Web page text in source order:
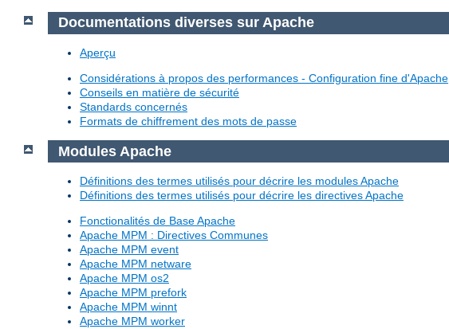
Documentations diverses sur Apache
Aperçu
Considérations à propos des performances - Configuration fine d'Apache
Conseils en matière de sécurité
Standards concernés
Formats de chiffrement des mots de passe
Modules Apache
Définitions des termes utilisés pour décrire les modules Apache
Définitions des termes utilisés pour décrire les directives Apache
Fonctionalités de Base Apache
Apache MPM : Directives Communes
Apache MPM event
Apache MPM netware
Apache MPM os2
Apache MPM prefork
Apache MPM winnt
Apache MPM worker